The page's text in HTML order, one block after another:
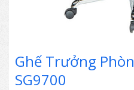
Ghế Trưởng
SG9700